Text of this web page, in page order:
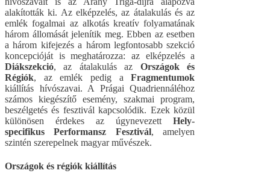
alakították ki. Az elképzelés, az átalakulás és az
emlék fogalmai az alkotás kreatív folyamatának
három állomását jelenítik meg. Ebben az esetben
a három kifejezés a három legfontosabb szekció
koncepcióját is meghatározza: az elképzelés a
Diákszekció, az átalakulás az Országok és
Régiók, az emlék pedig aFragmentumok
kiállítás hívószavai. A Prágai Quadriennáléhoz
számos kiegészítő esemény, szakmai program,
beszélgetés és fesztivál kapcsolódik. Ezek közül
különösen érdekes az úgynevezettHely-
specifikus Performansz Fesztivál, amelyen
szintén szerepelnek magyar művészek.
Országok és régiók kiállítás